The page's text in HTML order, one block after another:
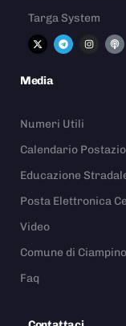
Targa System
Media
Numeri Utili
Calendario
Educazione
Posta Elettronica
Video
Comune di Ciampino
Faq